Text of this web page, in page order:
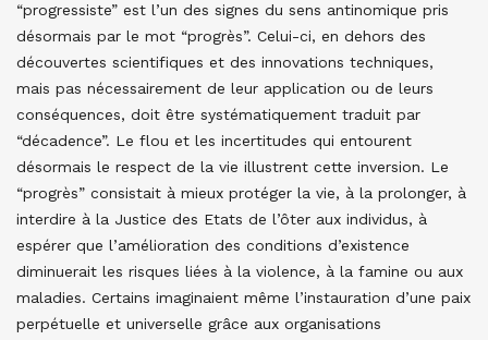
“progressiste” est l’un des signes du sens antinomique pris
désormais par le mot “progrès”. Celui-ci, en dehors des
découvertes scientifiques et des innovations techniques,
mais pas nécessairement de leur application ou de leurs
conséquences, doit être systématiquement traduit par
“décadence”. Le flou et les incertitudes qui entourent
désormais le respect de la vie illustrent cette inversion. Le
“progrès” consistait à mieux protéger la vie, à la prolonger, à
interdire à la Justice des Etats de l’ôter aux individus, à
espérer que l’amélioration des conditions d’existence
diminuerait les risques liées à la violence, à la famine ou aux
maladies. Certains imaginaient même l’instauration d’une paix
perpétuelle et universelle grâce aux organisations